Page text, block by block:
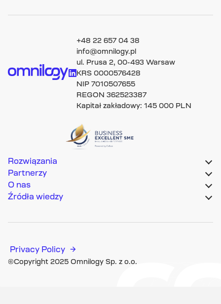
+48 22 657 04 38
info@omnilogy.pl
ul. Prusa 2, 00-493 Warsaw
KRS 0000576428
NIP 7010507655
REGON 362523387
Kapitał zakładowy: 145 000 PLN
Rozwiązania
Partnerzy
O nas
Źródła wiedzy
Privacy Policy
©Copyright 2025 Omnilogy Sp. z o.o.